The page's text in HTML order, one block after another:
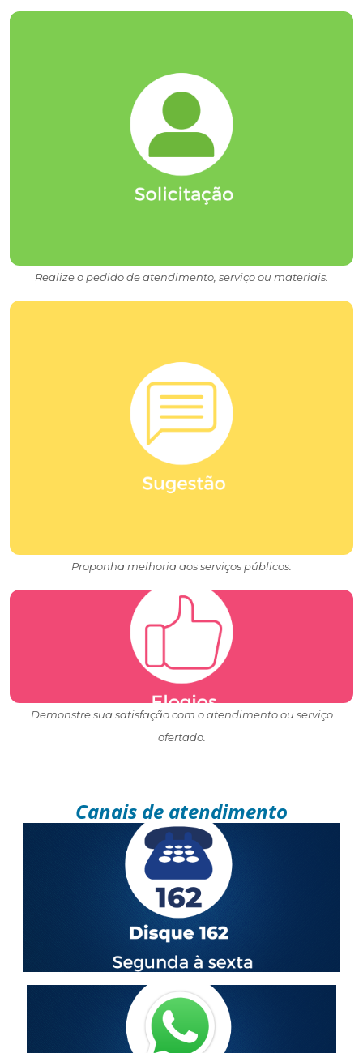
Realize o pedido de atendimento, serviço ou materiais.
Proponha melhoria aos serviços públicos.
Demonstre sua satisfação com o atendimento ou serviço
ofertado.
Canais de atendimento